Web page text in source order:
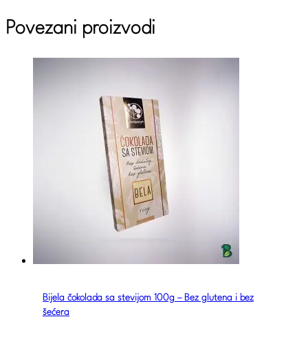
Povezani proizvodi
Bijela čokolada sa stevijom 100g – Bez glutena i bez
šećera